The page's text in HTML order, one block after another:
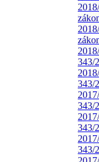
343/
343/
343/
343/
343/